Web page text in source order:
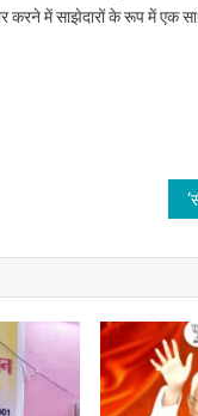
करने में साझेदारों के रूप में एक